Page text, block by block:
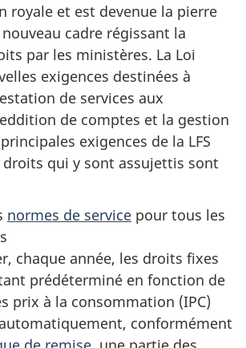
royale et est devenue la pierre
cadre régissant la
par les ministères. La Loi
exigences destinées à
de services aux
de comptes et la gestion
exigences de la LFS
qui y sont assujettis sont
normes de service pour tous les
chaque année, les droits fixes
prédéterminé en fonction de
prix à la consommation (IPC)
conformément